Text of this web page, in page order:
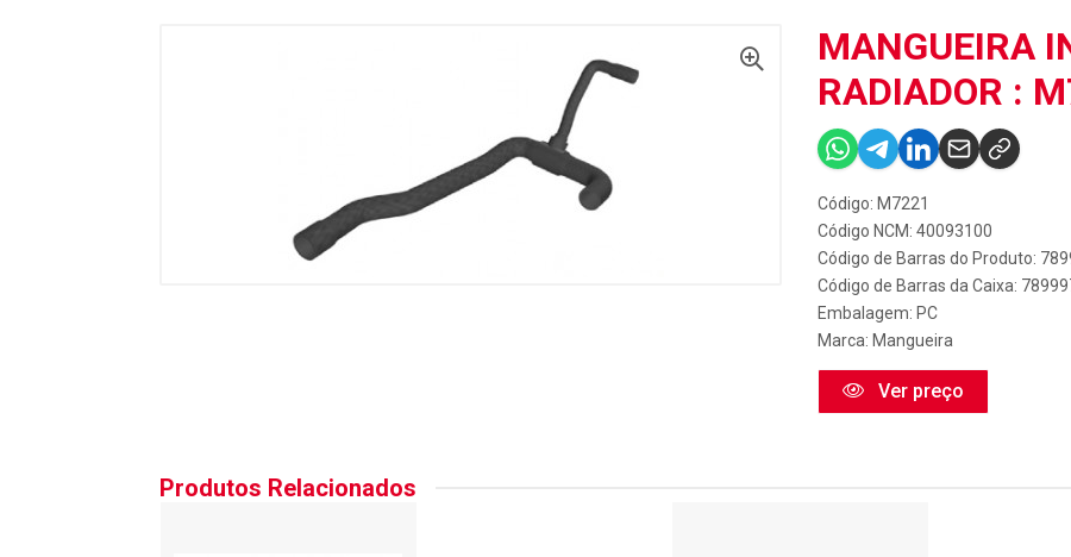
MANGUEIRA
RADIADOR :
Código: M7221
Código NCM: 40093100
Código de Barras do Produto:
Código de Barras da Caixa:
Embalagem: PC
Marca: Mangueira
Ver preço
Produtos Relacionados